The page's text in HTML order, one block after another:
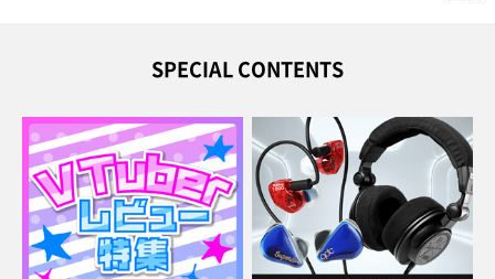
SPECIAL CONTENTS